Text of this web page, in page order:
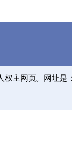
主网页。网址是：